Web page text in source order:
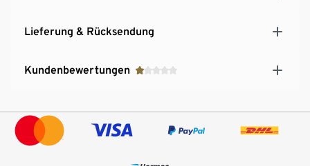
Lieferung & Rücksendung
Kundenbewertungen